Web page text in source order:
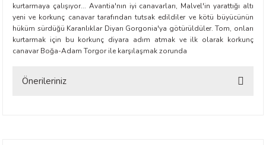
kurtarmaya çalışıyor... Avantia'nın iyi canavarları, Malvel'in yarattığı altı
yeni ve korkunç canavar tarafından tutsak edildiler ve kötü büyücünün
hüküm sürdüğü Karanlıklar Diyarı Gorgonia'ya götürüldüler. Tom, onları
kurtarmak için bu korkunç diyara adım atmak ve ilk olarak korkunç
canavar Boğa-Adam Torgor ile karşılaşmak zorunda
Önerileriniz